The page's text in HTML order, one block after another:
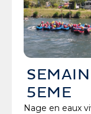
5EME
Nage en eaux